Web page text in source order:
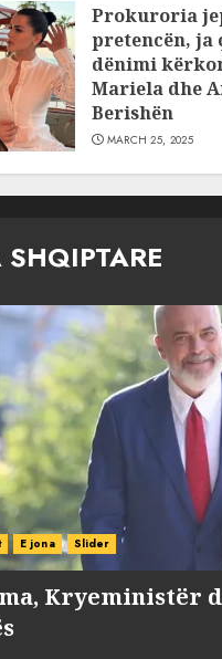
JULY 24, 2025
Prokuroria
pretencën, ja
dënimi
Mariela dhe
Berishën
MARCH 25, 2025
SHQIPTARE
E jona Slider
Kryeministër